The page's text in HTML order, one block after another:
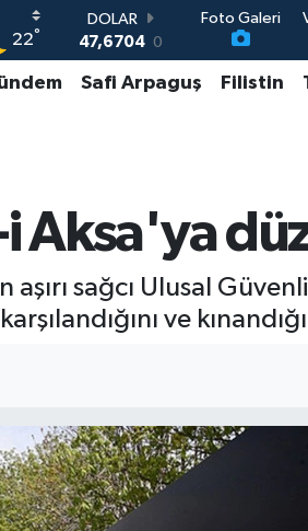
22°
DOLAR
47,6704 0
EURO
55,0406 -0.08
13.799 70
Foto Galeri
Safi Arpaguş Filistin
Aksa'ya
aşırı sağcı Ulusal
ve